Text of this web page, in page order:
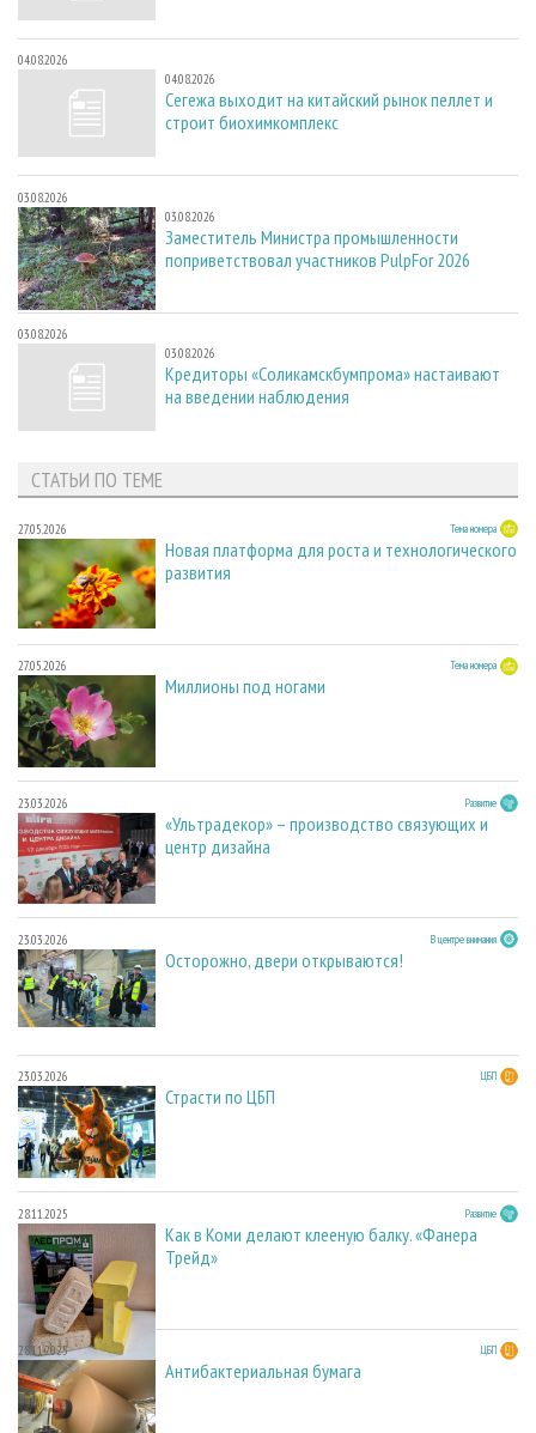
04.08.2026
04.08.2026
Сегежа выходит на китайский рынок пеллет и
строит биохимкомплекс
03.08.2026
03.08.2026
Заместитель Министра промышленности
поприветствовал участников PulpFor 2026
03.08.2026
03.08.2026
Кредиторы «Соликамскбумпрома» настаивают
на введении наблюдения
СТАТЬИ ПО ТЕМЕ
27.05.2026 Тема номера
Новая платформа для роста и технологического
развития
27.05.2026 Тема номера
Миллионы под ногами
23.03.2026 Развитие
«Ультрадекор» – производство связующих и
центр дизайна
23.03.2026 В центре внимания
Осторожно, двери открываются!
23.03.2026 ЦБП
Страсти по ЦБП
28.11.2025 Развитие
Как в Коми делают клееную балку. «Фанера
Трейд»
28.11.2025 ЦБП
Антибактериальная бумага